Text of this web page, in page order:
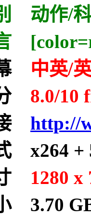
作/科
中英/
8.0/10
http://
x264 +
1280 x
3.70